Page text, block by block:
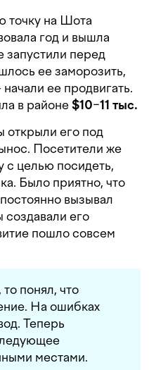
точку на Шота
год и вышла
запустили перед
ее заморозить,
ее продвигать.
в районе$10−11 тыс.
его под
Посетители же
с целью посидеть,
Было приятно, что
вызывал
его
пошло совсем
то понял, что
На ошибках
Теперь
местами.